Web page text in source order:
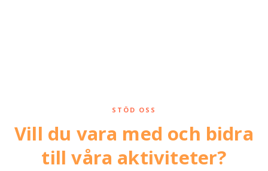
STÖD OSS
Vill du vara med och bidra
till våra aktiviteter?